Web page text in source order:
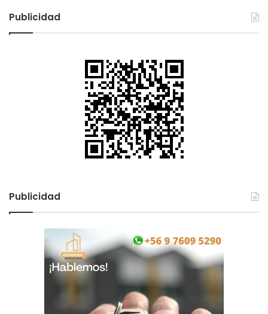
Publicidad
Publicidad